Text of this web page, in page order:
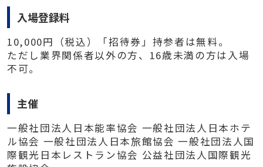
入場登録料
10,000円（税込）「招待券」持参者は無料。
ただし業界関係者以外の方、16歳未満の方は入場
不可。
主催
一般社団法人日本能率協会 一般社団法人日本ホテ
ル協会 一般社団法人日本旅館協会 一般社団法人国
際観光日本レストラン協会 公益社団法人国際観光